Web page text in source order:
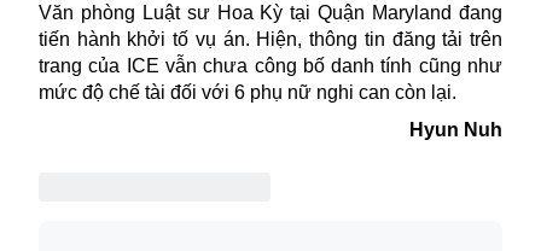
Văn phòng Luật sư Hoa Kỳ tại Quận Maryland đang
tiến hành khởi tố vụ án. Hiện, thông tin đăng tải trên
trang của ICE vẫn chưa công bố danh tính cũng như
mức độ chế tài đối với 6 phụ nữ nghi can còn lại.
Hyun Nuh